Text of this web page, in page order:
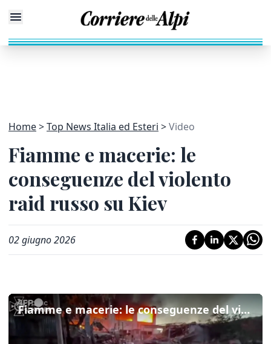
Home Top News Italia ed Esteri Video
Fiamme e macerie: le
conseguenze del violento
raid russo su Kiev
02 giugno 2026
Fiamme e macerie: le conseguenze del violento raid russo su Kiev